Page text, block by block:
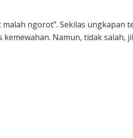
malah ngorot”. Sekilas
Namun, tidak salah,